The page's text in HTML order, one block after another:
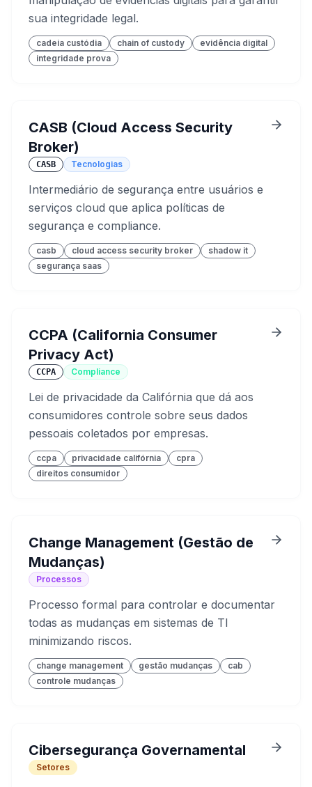
sua integridade legal.
cadeia custódia chain of custody
evidência digital
integridade prova
CASB (Cloud Access Security
Broker)
CASB Tecnologias
Intermediário de segurança entre usuários e
serviços cloud que aplica políticas de
segurança e compliance.
casb cloud access security broker
shadow it
segurança saas
CCPA (California Consumer
Privacy Act)
CCPA Compliance
Lei de privacidade da Califórnia que dá aos
consumidores controle sobre seus dados
pessoais coletados por empresas.
ccpa privacidade califórnia
cpra
direitos consumidor
Change Management (Gestão de
Mudanças)
Processos
Processo formal para controlar e documentar
todas as mudanças em sistemas de TI
minimizando riscos.
change management gestão mudanças
cab
controle mudanças
Cibersegurança Governamental
Setores